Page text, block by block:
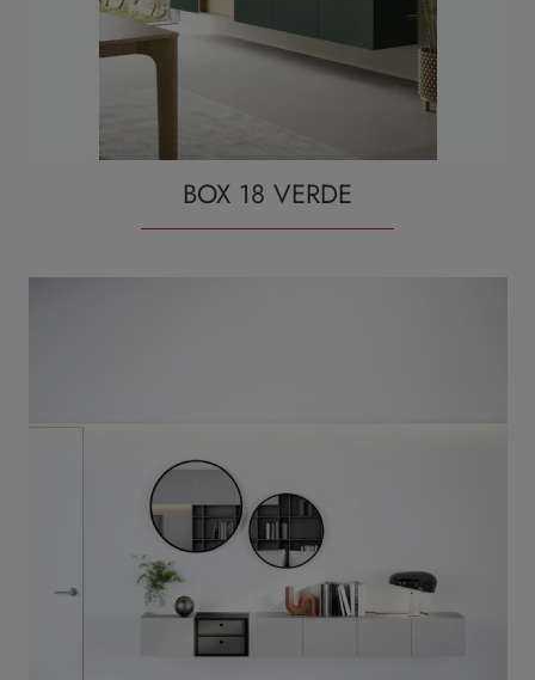
BOX 18 VERDE